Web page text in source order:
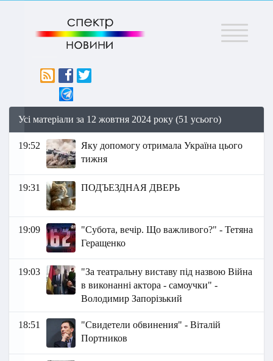
Меню
Усі матеріали за 12 жовтня 2024 року (51 усього)
19:52
Яку допомогу отримала Україна цього
тижня
19:31 ПОДЪЕЗДНАЯ ДВЕРЬ
19:09
"Субота, вечір. Що важливого?" - Тетяна
Геращенко
19:03
"За театральну виставу під назвою Війна
в виконанні актора - самоучки" -
Володимир Запорізький
18:51
"Свидетели обвинения" - Віталій
Портников